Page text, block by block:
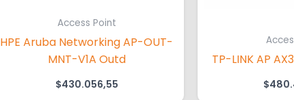
Access Point
HPE Aruba Networking AP-OUT-
MNT-V1A Outd
$430.056,55
TP-LINK AP
$